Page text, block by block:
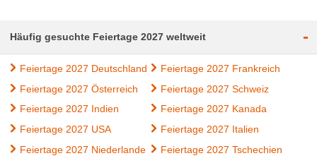
Häufig gesuchte Feiertage 2027 weltweit -
Feiertage 2027 Deutschland
Feiertage 2027 Frankreich
Feiertage 2027 Österreich
Feiertage 2027 Schweiz
Feiertage 2027 Indien
Feiertage 2027 Kanada
Feiertage 2027 USA
Feiertage 2027 Italien
Feiertage 2027 Niederlande
Feiertage 2027 Tschechien